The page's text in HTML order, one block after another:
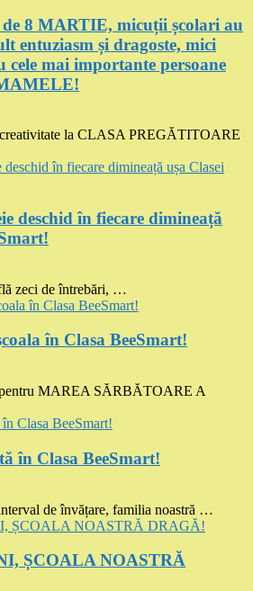
de 8 MARTIE, micuții școlari au
entuziasm și dragoste, mici
cele mai importante persoane
la CLASA PREGĂTITOARE
deschid în fiecare dimineață
zeci de întrebări, …
în Clasa BeeSmart!
pentru MAREA SĂRBĂTOARE A
în Clasa BeeSmart!
de învățare, familia noastră …
ȘCOALA NOASTRĂ